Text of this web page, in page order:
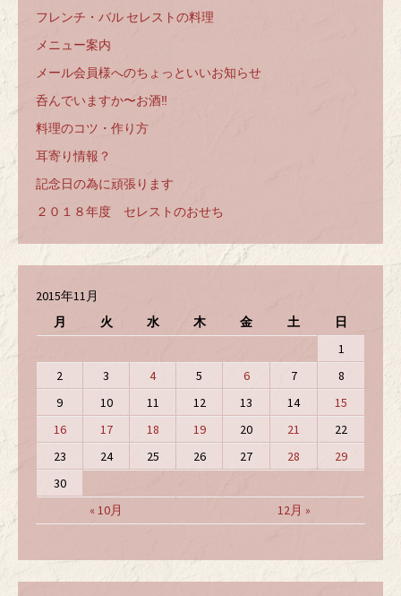
フレンチ・バル セレストの料理
メニュー案内
メール会員様へのちょっといいお知らせ
呑んでいますか〜お酒‼️
料理のコツ・作り方
耳寄り情報？
記念日の為に頑張ります
２０１８年度 セレストのおせち
2015年11月
月
火 水 木 金 土 日
« 10月 12月 »
1
2
3 4 5 6 7
8
9
10 11 12 13 14
15
16
17 18 19 20 21
22
23
24 25 26 27 28
29
30